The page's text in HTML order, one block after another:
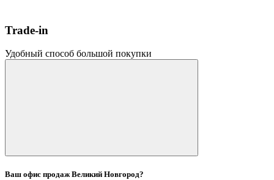
Trade-in
Удобный способ большой покупки
Ваш офис продажВеликий Новгород?